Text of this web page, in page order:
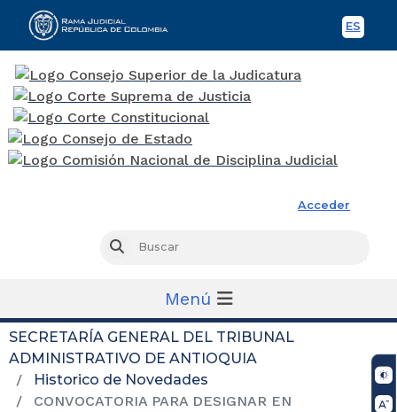
ES
Acceder
Buscar
Menú
SECRETARÍA GENERAL DEL TRIBUNAL
ADMINISTRATIVO DE ANTIOQUIA
Historico de Novedades
CONVOCATORIA PARA DESIGNAR EN